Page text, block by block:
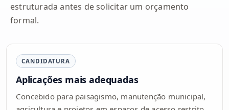
estruturada antes de solicitar um orçamento
formal.
CANDIDATURA
Aplicações mais adequadas
Concebido para paisagismo, manutenção municipal,